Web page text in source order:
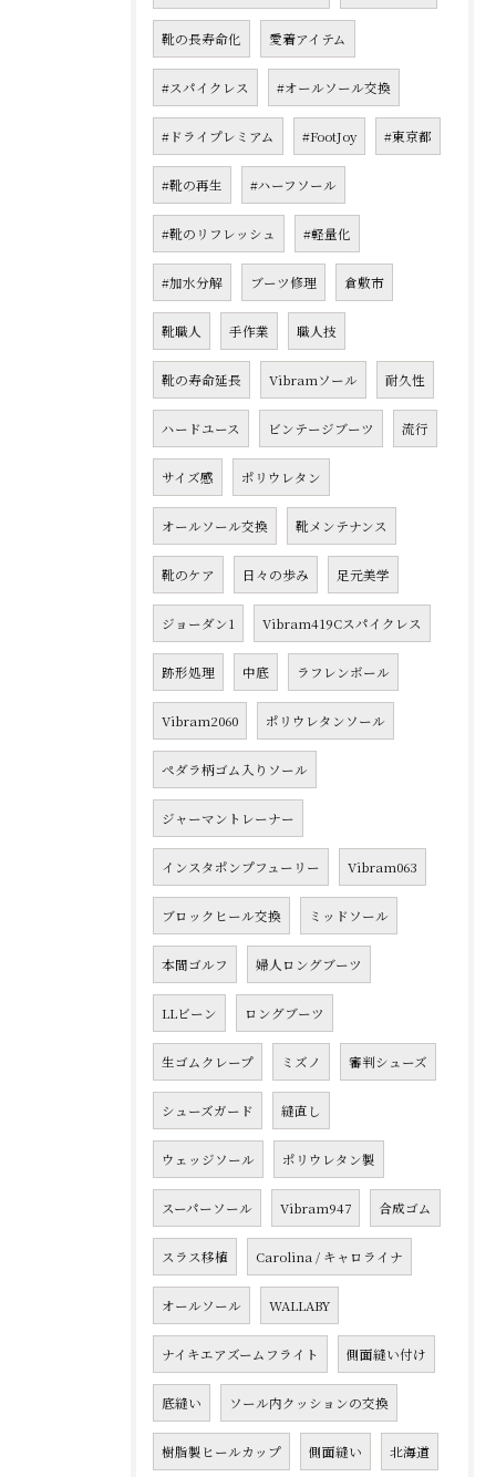
靴の長寿命化 愛着アイテム
#スパイクレス #オールソール交換
#ドライプレミアム #FootJoy #東京都
#靴の再生 #ハーフソール
#靴のリフレッシュ #軽量化
#加水分解 ブーツ修理 倉敷市
靴職人 手作業 職人技
靴の寿命延長 Vibramソール 耐久性
ハードユース ビンテージブーツ 流行
サイズ感 ポリウレタン
オールソール交換 靴メンテナンス
靴のケア 日々の歩み 足元美学
ジョーダン1 Vibram419Cスパイクレス
跡形処理 中底 ラフレンボール
Vibram2060 ポリウレタンソール
ペダラ柄ゴム入りソール
ジャーマントレーナー
インスタポンプフューリー Vibram063
ブロックヒール交換 ミッドソール
本間ゴルフ 婦人ロングブーツ
LLビーン ロングブーツ
生ゴムクレープ ミズノ 審判シューズ
シューズガード 縫直し
ウェッジソール ポリウレタン製
スーパーソール Vibram947 合成ゴム
スラス移植 Carolina / キャロライナ
オールソール WALLABY
ナイキエアズームフライト 側面縫い付け
底縫い ソール内クッションの交換
樹脂製ヒールカップ 側面縫い 北海道